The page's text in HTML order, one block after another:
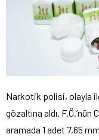
Narkotik polisi, olayla
gözaltına aldı.
aramada 1 adet 7,65